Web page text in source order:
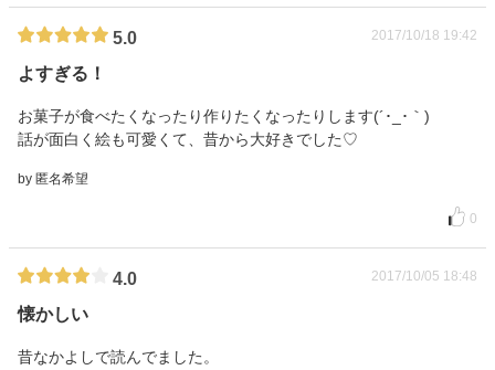
5.0 2017/10/18 19:42
よすぎる！
お菓子が食べたくなったり作りたくなったりします(´･_･｀)
話が面白く絵も可愛くて、昔から大好きでした♡
by 匿名希望
0
4.0 2017/10/05 18:48
懐かしい
昔なかよしで読んでました。